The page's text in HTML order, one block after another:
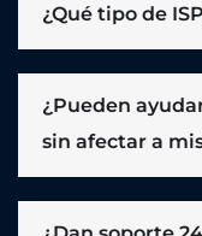
¿Qué tipo de
¿Pueden
sin afectar a